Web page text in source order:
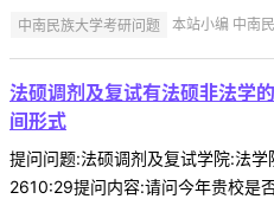
中南民族大学考研问题 本站小编 中南
法硕调剂及复试有法硕非法学
间形式
提问问题:法硕调剂及复试学院:法
2610:29提问内容:请问今年贵校是